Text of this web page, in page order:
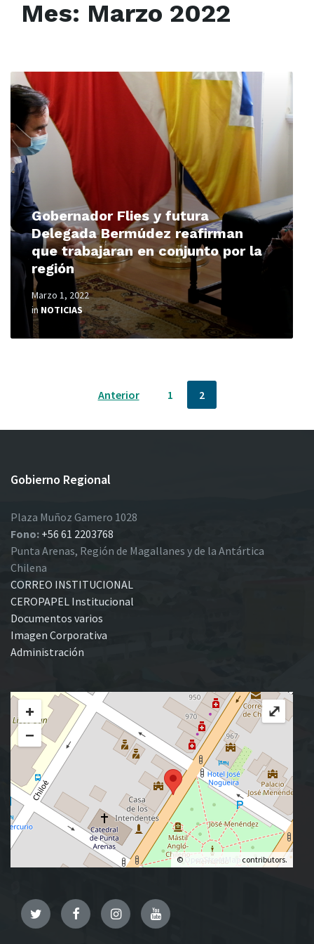
Mes: Marzo 2022
Gobernador Flies y futura
Delegada Bermúdez reafirman
que trabajaran en conjunto por la
región
Marzo 1, 2022
in NOTICIAS
Read
More
Paginación
Anterior 1 2
Gobierno Regional
Plaza Muñoz Gamero 1028
Fono: +56 61 2203768
Punta Arenas, Región de Magallanes y de la Antártica
Chilena
CORREO INSTITUCIONAL
CEROPAPEL Institucional
Documentos varios
Imagen Corporativa
Administración
+
−
© OpenStreetMap contributors.
⤢
TwitterFacebookInstagramYouTube